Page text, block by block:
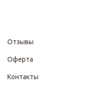
Отзывы
Оферта
Контакты